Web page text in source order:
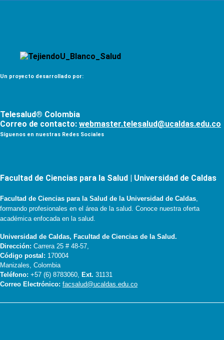
Un proyecto desarrollado por:
Telesalud® Colombia
Correo de contacto: webmaster.telesalud@ucaldas.edu.co
Síguenos en nuestras Redes Sociales
Facultad de Ciencias para la Salud | Universidad de Caldas
Facultad de Ciencias para la Salud de la Universidad de Caldas
formando profesionales en el área de la salud. Conoce nuestra oferta
académica enfocada en la salud.
Universidad de Caldas, Facultad de Ciencias de la Salud.
Dirección: Carrera 25 # 48-57,
Código postal: 170004
Manizales, Colombia
Teléfono: +57 (6) 8783060, Ext. 31131
Correo Electrónico: facsalud@ucaldas.edu.co